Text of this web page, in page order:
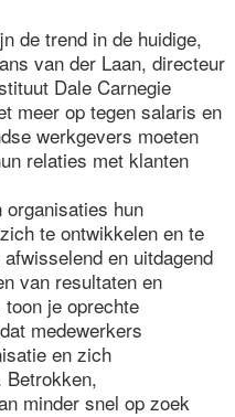
de trend in de huidige,
van der Laan, directeur
Dale Carnegie
meer op tegen salaris en
werkgevers moeten
relaties met klanten
organisaties hun
te ontwikkelen en te
en uitdagend
van resultaten en
je oprechte
medewerkers
en zich
Betrokken,
minder snel op zoek